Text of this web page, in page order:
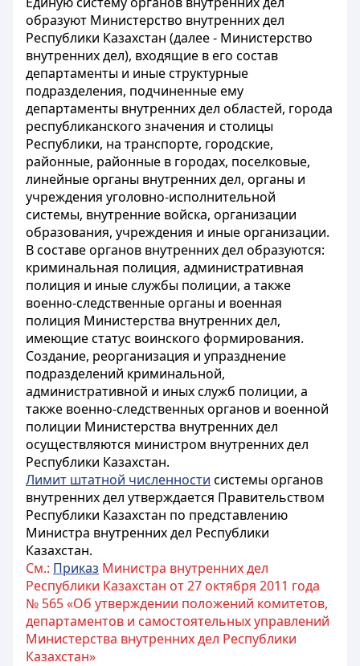
образуют Министерство внутренних дел
Республики Казахстан (далее - Министерство
внутренних дел), входящие в его состав
департаменты и иные структурные
подразделения, подчиненные ему
департаменты внутренних дел областей, города
республиканского значения и столицы
Республики, на транспорте, городские,
районные, районные в городах, поселковые,
линейные органы внутренних дел, органы и
учреждения уголовно-исполнительной
системы, внутренние войска, организации
образования, учреждения и иные организации.
В составе органов внутренних дел образуются:
криминальная полиция, административная
полиция и иные службы полиции, а также
военно-следственные органы и военная
полиция Министерства внутренних дел,
имеющие статус воинского формирования.
Создание, реорганизация и упразднение
подразделений криминальной,
административной и иных служб полиции, а
также военно-следственных органов и военной
полиции Министерства внутренних дел
осуществляются министром внутренних дел
Республики Казахстан.
Лимит штатной численности системы органов
внутренних дел утверждается Правительством
Республики Казахстан по представлению
Министра внутренних дел Республики
Казахстан.
См.: Приказ Министра внутренних дел
Республики Казахстан от 27 октября 2011 года
№ 565 «Об утверждении положений комитетов,
департаментов и самостоятельных управлений
Министерства внутренних дел Республики
Казахстан»